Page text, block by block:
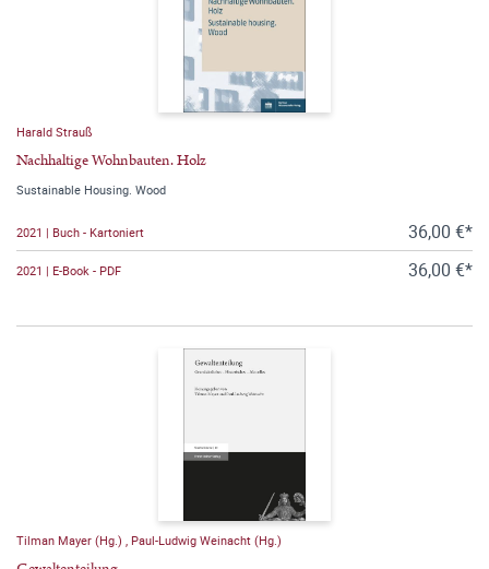
Harald Strauß
Nachhaltige Wohnbauten. Holz
Sustainable Housing. Wood
2021 | Buch - Kartoniert 36,00 €*
2021 | E-Book - PDF 36,00 €*
Tilman Mayer (Hg.) , Paul-Ludwig Weinacht (Hg.)